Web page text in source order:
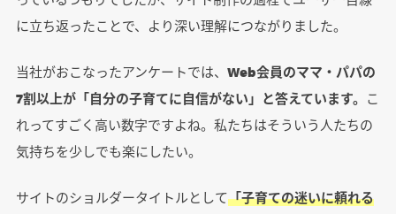
に立ち返ったことで、より深い理解につながりました。
当社がおこなったアンケートでは、 Web会員のママ・パパの
7割以上が「自分の子育てに自信がない」と答えています。 こ
れってすごく高い数字ですよね。私たちはそういう人たちの
気持ちを少しでも楽にしたい。
サイトのショルダータイトルとして「子育ての迷いに頼れる